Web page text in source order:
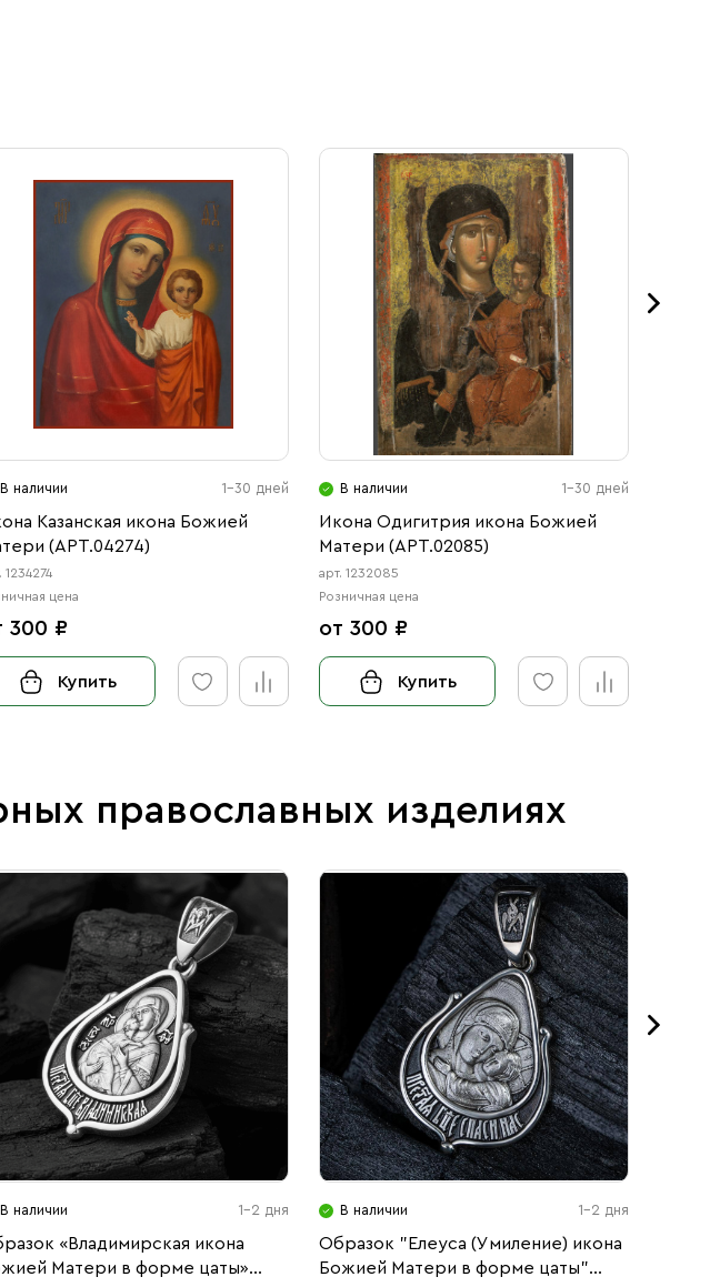
В наличии 1-30 дней
Казанская икона Божией
(АРТ.04274)
1234274
цена
300 ₽
Купить
В наличии 1-30 дней
Икона Одигитрия икона Божией
Матери (АРТ.02085)
арт. 1232085
Розничная цена
от 300 ₽
Купить
православных изделиях
В наличии 1-2 дня
«Владимирская икона
Матери в форме цаты»
В наличии 1-2 дня
Образок "Елеуса (Умиление) икона
Божией Матери в форме цаты"